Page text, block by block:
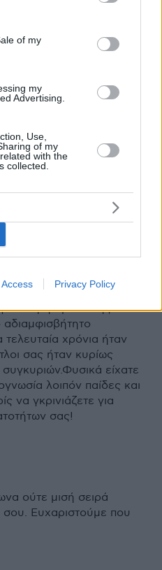
and its third-party tags to
purposes in below Google
of my
my
Advertising.
Use,
of my
with the
collected.
Privacy Policy
χωρίς τον
ΔΩ ΚΑΙ ΠΕΡΑ
του μέσου οπαδόυ του
ομάδα της
χρόνια ήταν
σας ήταν κυρίως
είχατε
λοιπόν παίδες και
να γκρινιάζετε για
σας!
ούτε μισή σειρά
σου. Ευχαριστούμε που